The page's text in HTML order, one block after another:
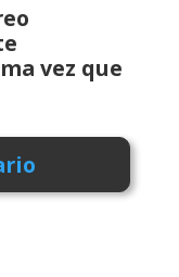
vez que